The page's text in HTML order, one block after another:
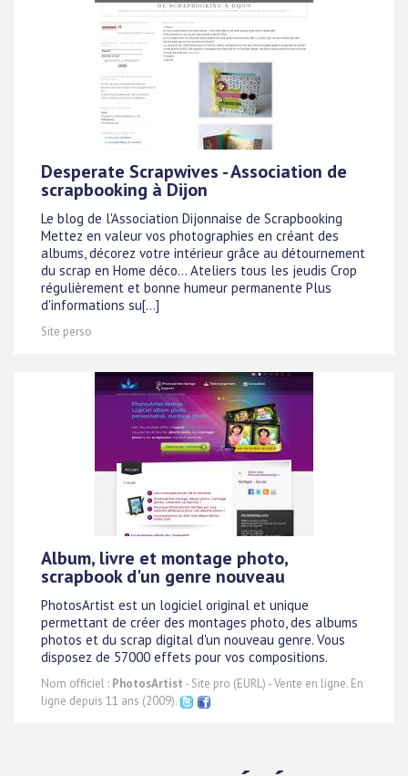
Desperate Scrapwives - Association de
scrapbooking à Dijon
Le blog de l'Association Dijonnaise de Scrapbooking
Mettez en valeur vos photographies en créant des
albums, décorez votre intérieur grâce au détournement
du scrap en Home déco... Ateliers tous les jeudis Crop
régulièrement et bonne humeur permanente Plus
d'informations su[...]
Site perso
Album, livre et montage photo,
scrapbook d'un genre nouveau
PhotosArtist est un logiciel original et unique
permettant de créer des montages photo, des albums
photos et du scrap digital d'un nouveau genre. Vous
disposez de 57000 effets pour vos compositions.
Nom officiel : PhotosArtist - Site pro (EURL) - Vente en ligne. En
ligne depuis 11 ans (2009).